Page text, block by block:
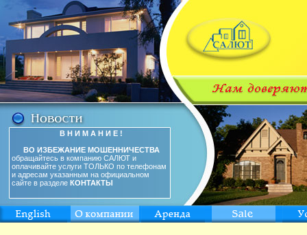
В Н И М А Н И Е !
ВО ИЗБЕЖАНИЕ МОШЕННИЧЕСТВА
обращайтесь в компанию САЛЮТ и
оплачивайте услуги ТОЛЬКО по телефонам
и адресам указанным на официальном
сайте в разделе КОНТАКТЫ